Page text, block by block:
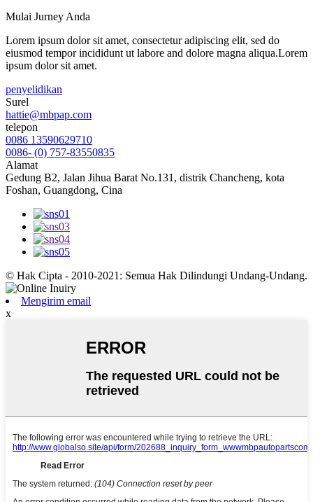
Mulai Jurney Anda
Lorem ipsum dolor sit amet, consectetur adipiscing elit, sed do
eiusmod tempor incididunt ut labore and dolore magna aliqua.Lorem
ipsum dolor sit amet.
penyelidikan
Surel
hattie@mbpap.com
telepon
0086 13590629710
0086- (0) 757-83550835
Alamat
Gedung B2, Jalan Jihua Barat No.131, distrik Chancheng, kota
Foshan, Guangdong, Cina
© Hak Cipta - 2010-2021: Semua Hak Dilindungi Undang-Undang.
Mengirim email
x